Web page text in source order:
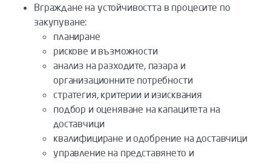
Вграждане на устойчивостта в процесите по
закупуване:
планиране
рискове и възможности
анализ на разходите, пазара и
организационните потребности
стратегия, критерии и изисквания
подбор и оценяване на капацитета на
доставчици
квалифициране и одобрение на доставчици
управление на представянето и